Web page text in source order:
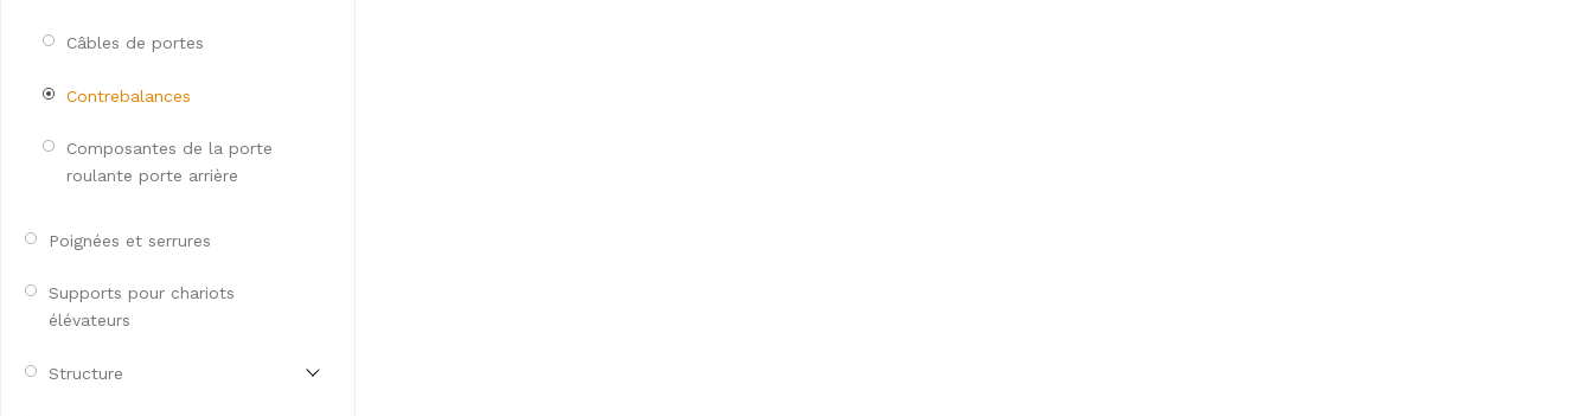
Câbles de portes
Contrebalances
Composantes de la porte
roulante porte arrière
Poignées et serrures
Supports pour chariots
élévateurs
Structure